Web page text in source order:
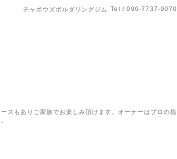
チャボウズボルダリングジム Tel / 090-7737-9070
スもありご家族でお楽しみ頂けます。オーナーはプロの指